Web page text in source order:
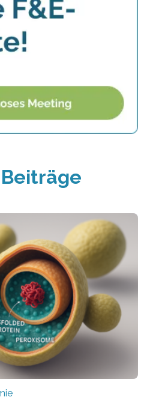
Beiträge